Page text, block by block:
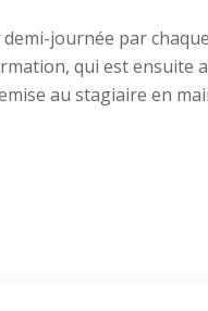
journée par
qui est ensuite
au stagiaire en